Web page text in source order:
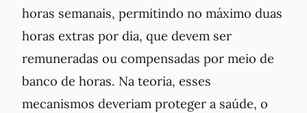
horas semanais, permitindo no máximo duas
horas extras por dia, que devem ser
remuneradas ou compensadas por meio de
banco de horas. Na teoria, esses
mecanismos deveriam proteger a saúde, o